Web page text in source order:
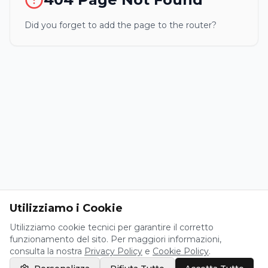
Did you forget to add the page to the router?
Utilizziamo i Cookie
Utilizziamo cookie tecnici per garantire il corretto
funzionamento del sito. Per maggiori informazioni,
consulta la nostra Privacy Policy e Cookie Policy.